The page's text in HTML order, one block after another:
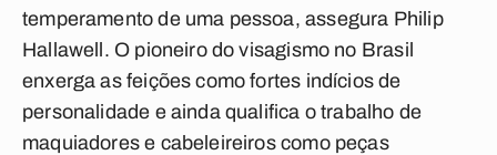
temperamento de uma pessoa, assegura Philip
Hallawell. O pioneiro do visagismo no Brasil
enxerga as feições como fortes indícios de
personalidade e ainda qualifica o trabalho de
maquiadores e cabeleireiros como peças